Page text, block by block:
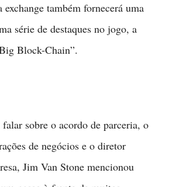
também fornecerá uma
série de destaques no jogo, a
Block-Chain”.
sobre o acordo de parceria, o
de negócios e o diretor
Jim Van Stone mencionou